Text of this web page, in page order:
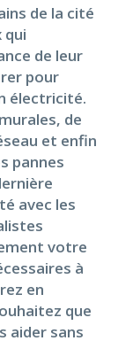
de la cité
qui
de leur
pour
électricité.
de
et enfin
pannes
avec les
votre
à
en
que
aider sans